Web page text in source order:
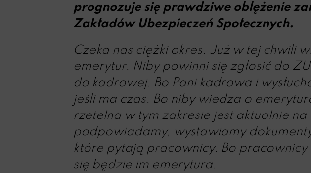
prognozuje się prawdziwe oblężenie
Zakładów Ubezpieczeń Społecznych.
Czeka nas ciężki okres. Już w tej chwili
emerytur. Niby powinni się zgłosić do
do kadrowej. Bo Pani kadrowa i
jeśli ma czas. Bo niby wiedza o
rzetelna w tym zakresie jest aktualnie
podpowiadamy, wystawiamy
które pytają pracownicy. Bo
się będzie im emerytura.